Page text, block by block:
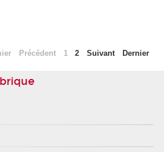
Précédent 1 2 Suivant Dernier